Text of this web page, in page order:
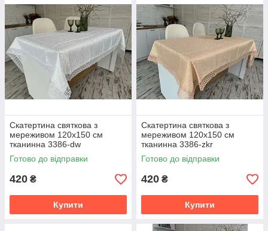
Скатертина святкова з
мереживом 120x150 см
тканинна 3386-dw
Готово до відправки
420 ₴
Купити
Скатертина святкова з
мереживом 120x150 см
тканинна 3386-zkr
Готово до відправки
420 ₴
Купити